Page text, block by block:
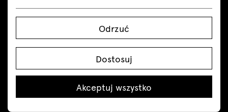
shop@mdd.eu
Produkty
Odrzuć
Dostosuj
Akceptuj wszystko